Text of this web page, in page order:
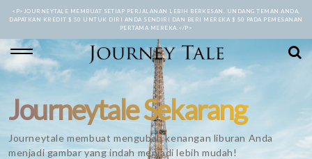
<P>JOURNEYTALE MEMBUAT SETIAP PERJALANAN LEBIH BERKESAN. UNDANG TEMAN ANDA,
DAPATKAN KREDIT $ 50 UNTUK DIRI ANDA SENDIRI DAN BERI MEREKA $ 50 PADA PEMESANAN
PERTAMA MEREKA.</P>
Journeytale Sekarang
Journeytale membuat mengubah kenangan liburan Anda
menjadi gambar yang indah menjadi lebih mudah!